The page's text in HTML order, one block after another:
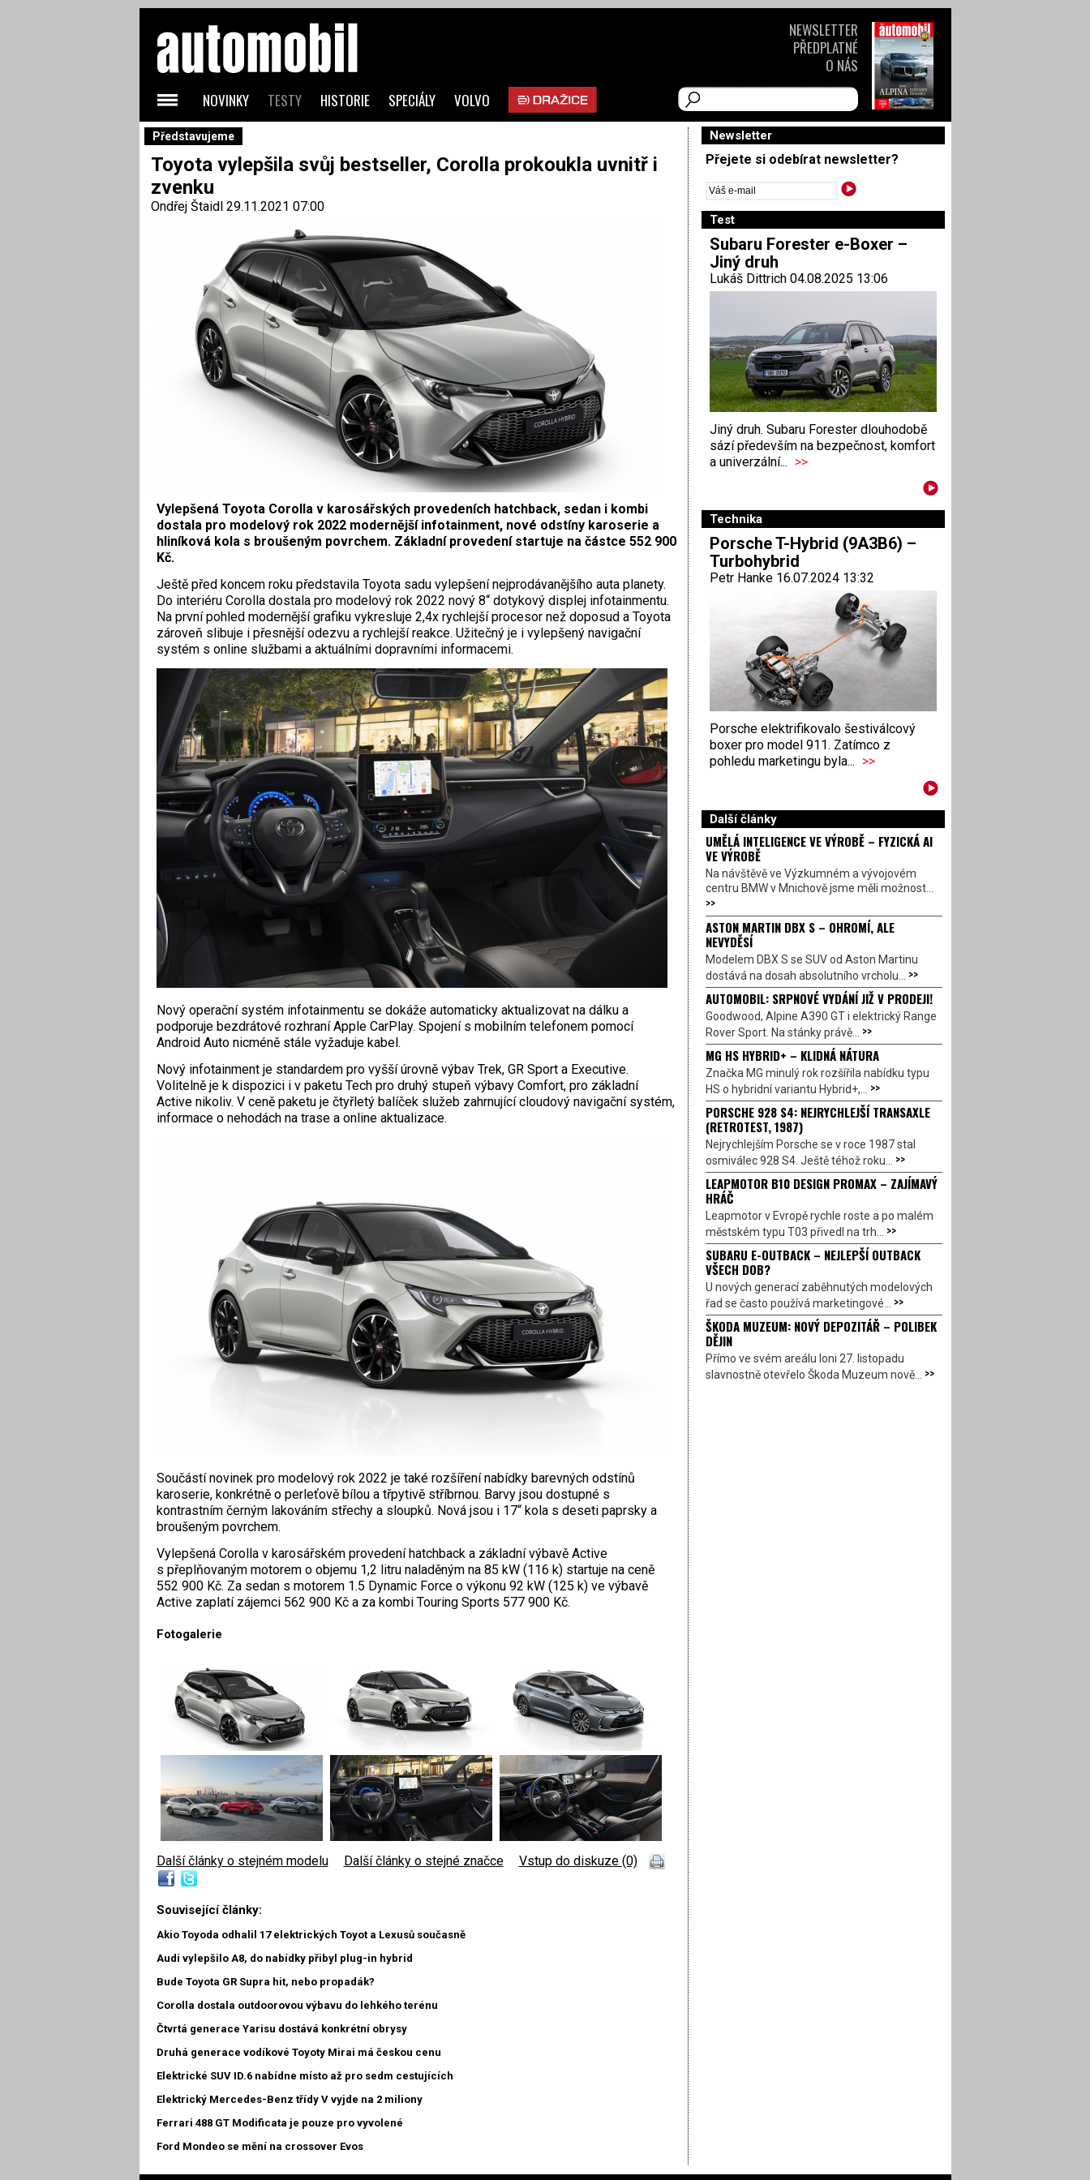
Představujeme
Toyota vylepšila svůj bestseller, Corolla prokoukla uvnitř i
zvenku
Ondřej Štaidl29.11.2021 07:00
Vylepšená Toyota Corolla v karosářských provedeních hatchback, sedan i kombi
dostala pro modelový rok 2022 modernější infotainment, nové odstíny karoserie a
hliníková kola s broušeným povrchem. Základní provedení startuje na částce 552 900
Kč.
Ještě před koncem roku představila Toyota sadu vylepšení nejprodávanějšího auta planety.
Do interiéru Corolla dostala pro modelový rok 2022 nový 8“ dotykový displej infotainmentu.
Na první pohled modernější grafiku vykresluje 2,4x rychlejší procesor než doposud a Toyota
zároveň slibuje i přesnější odezvu a rychlejší reakce. Užitečný je i vylepšený navigační
systém s online službami a aktuálními dopravními informacemi.
Nový operační systém infotainmentu se dokáže automaticky aktualizovat na dálku a
podporuje bezdrátové rozhraní Apple CarPlay. Spojení s mobilním telefonem pomocí
Android Auto nicméně stále vyžaduje kabel.
Nový infotainment je standardem pro vyšší úrovně výbav Trek, GR Sport a Executive.
Volitelně je k dispozici i v paketu Tech pro druhý stupeň výbavy Comfort, pro základní
Active nikoliv. V ceně paketu je čtyřletý balíček služeb zahrnující cloudový navigační systém,
informace o nehodách na trase a online aktualizace.
Součástí novinek pro modelový rok 2022 je také rozšíření nabídky barevných odstínů
karoserie, konkrétně o perleťově bílou a třpytivě stříbrnou. Barvy jsou dostupné s
kontrastním černým lakováním střechy a sloupků. Nová jsou i 17“ kola s deseti paprsky a
broušeným povrchem.
Vylepšená Corolla v karosářském provedení hatchback a základní výbavě Active
s přeplňovaným motorem o objemu 1,2 litru naladěným na 85 kW (116 k) startuje na ceně
552 900 Kč. Za sedan s motorem 1.5 Dynamic Force o výkonu 92 kW (125 k) ve výbavě
Active zaplatí zájemci 562 900 Kč a za kombi Touring Sports 577 900 Kč.
Fotogalerie
Další články o stejném modelu Další články o stejné značce Vstup do diskuze (0)
Související články:
Akio Toyoda odhalil 17 elektrických Toyot a Lexusů současně
Audi vylepšilo A8, do nabídky přibyl plug-in hybrid
Bude Toyota GR Supra hit, nebo propadák?
Corolla dostala outdoorovou výbavu do lehkého terénu
Čtvrtá generace Yarisu dostává konkrétní obrysy
Druhá generace vodíkové Toyoty Mirai má českou cenu
Elektrické SUV ID.6 nabídne místo až pro sedm cestujících
Elektrický Mercedes-Benz třídy V vyjde na 2 miliony
Ferrari 488 GT Modificata je pouze pro vyvolené
Ford Mondeo se mění na crossover Evos
Newsletter
Přejete si odebírat newsletter?
Test
Subaru Forester e-Boxer –
Jiný druh
Lukáš Dittrich 04.08.2025 13:06
Jiný druh. Subaru Forester dlouhodobě
sází především na bezpečnost, komfort
a univerzální... >>
Technika
Porsche T-Hybrid (9A3B6) –
Turbohybrid
Petr Hanke 16.07.2024 13:32
Porsche elektrifikovalo šestiválcový
boxer pro model 911. Zatímco z
pohledu marketingu byla... >>
Další články
UMĚLÁ INTELIGENCE VE VÝROBĚ – FYZICKÁ AI
VE VÝROBĚ
Na návštěvě ve Výzkumném a vývojovém
centru BMW v Mnichově jsme měli možnost...
>>
ASTON MARTIN DBX S – OHROMÍ, ALE
NEVYDĚSÍ
Modelem DBX S se SUV od Aston Martinu
dostává na dosah absolutního vrcholu... >>
AUTOMOBIL: SRPNOVÉ VYDÁNÍ JIŽ V PRODEJI!
Goodwood, Alpine A390 GT i elektrický Range
Rover Sport. Na stánky právě... >>
MG HS HYBRID+ – KLIDNÁ NÁTURA
Značka MG minulý rok rozšířila nabídku typu
HS o hybridní variantu Hybrid+,... >>
PORSCHE 928 S4: NEJRYCHLEJŠÍ TRANSAXLE
(RETROTEST, 1987)
Nejrychlejším Porsche se v roce 1987 stal
osmiválec 928 S4. Ještě téhož roku... >>
LEAPMOTOR B10 DESIGN PROMAX – ZAJÍMAVÝ
HRÁČ
Leapmotor v Evropě rychle roste a po malém
městském typu T03 přivedl na trh... >>
SUBARU E-OUTBACK – NEJLEPŠÍ OUTBACK
VŠECH DOB?
U nových generací zaběhnutých modelových
řad se často používá marketingové... >>
ŠKODA MUZEUM: NOVÝ DEPOZITÁŘ – POLIBEK
DĚJIN
Přímo ve svém areálu loni 27. listopadu
slavnostně otevřelo Škoda Muzeum nově... >>
NOVINKY TESTY HISTORIE SPECIÁLY VOLVO
NEWSLETTER
PŘEDPLATNÉ
O NÁS